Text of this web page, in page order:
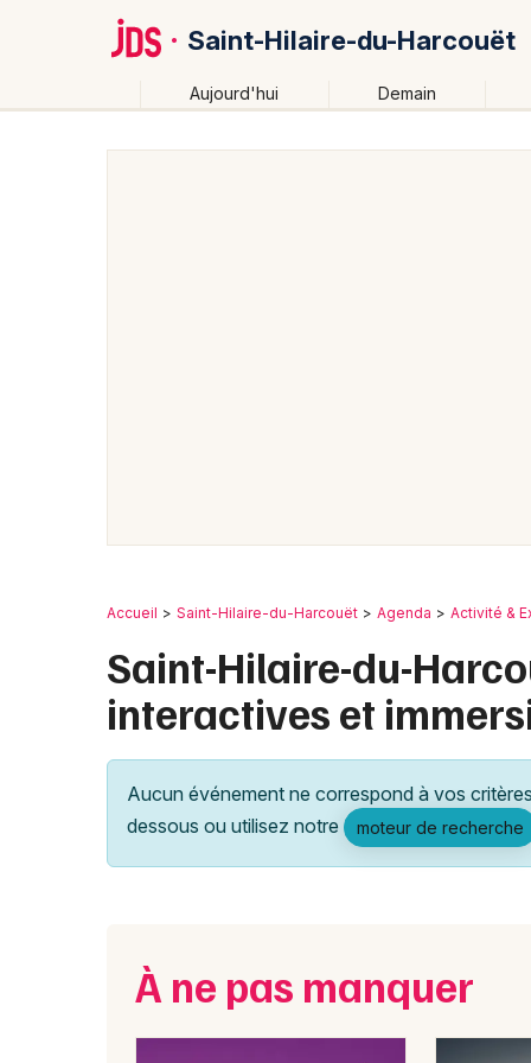
Saint-Hilaire-du-Harcouët
Aujourd'hui Demain
Accueil Saint-Hilaire-du-Harcouët Agenda Activité &
Saint-Hilaire-du-
interactives et
Aucun événement ne correspond à vos
dessous ou utilisez notre
moteur de recherche
À ne pas manquer